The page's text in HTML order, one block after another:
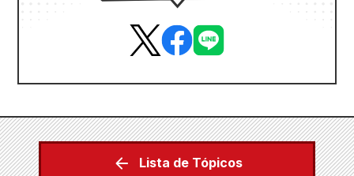
Lista de Tópicos